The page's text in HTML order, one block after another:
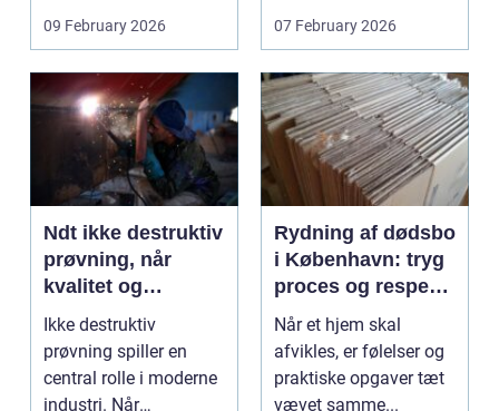
om børn...
09 February 2026 07 February 2026
Ndt ikke destruktiv
prøvning, når
kvalitet og
sikkerhed er
afgørende
Ikke destruktiv
prøvning spiller en
central rolle i moderne
industri. Når
Rydning af dødsbo
i København: tryg
proces og respekt
for boet
Når et hjem skal
afvikles, er følelser og
praktiske opgaver tæt
vævet samme...